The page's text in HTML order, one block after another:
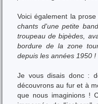
Voici également la
chants d'une petite
troupeau de bipèdes,
bordure de la zone
depuis les années 1950 !
Je vous disais donc :
découvrons au fur et à
que nous imaginions !